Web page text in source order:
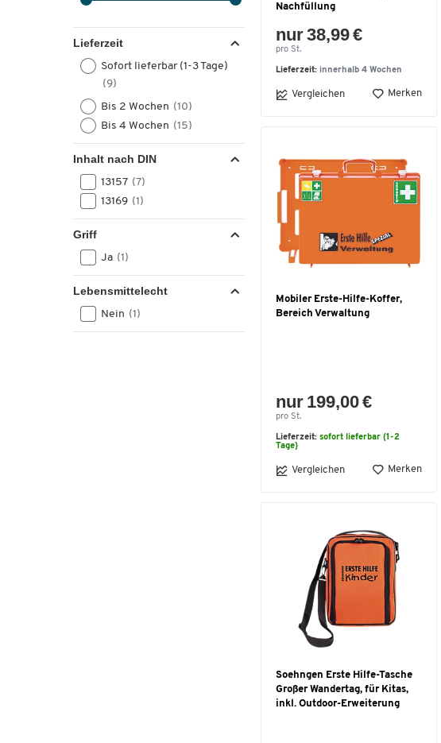
Lieferzeit
Sofort lieferbar (1-3 Tage)
(9)
Bis 2 Wochen (10)
Bis 4 Wochen (15)
Inhalt nach DIN
13157 (7)
13169 (1)
Griff
Ja (1)
Lebensmittelecht
Nein (1)
Nachfüllung
nur 38,99 €
pro St.
Lieferzeit: innerhalb 4 Wochen
Vergleichen Merken
Mobiler Erste-Hilfe-Koffer,
Bereich Verwaltung
nur 199,00 €
pro St.
Lieferzeit: sofort lieferbar (1-2
Tage)
Vergleichen Merken
Soehngen Erste Hilfe-Tasche
Großer Wandertag, für Kitas,
inkl. Outdoor-Erweiterung